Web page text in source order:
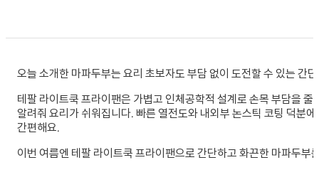
오늘 소개한 마파두부는 요리 초보자도 부담 없이 도전할 수 있는 간
테팔 라이트쿡 프라이팬은 가볍고 인체공학적 설계로 손목 부담을
알려줘 요리가 쉬워집니다. 빠른 열전도와 내외부 논스틱 코팅 덕분
간편해요.
이번 여름엔 테팔 라이트쿡 프라이팬으로 간단하고 화끈한 마파두부